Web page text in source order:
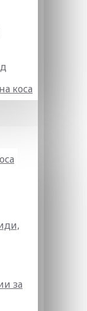
коса
за